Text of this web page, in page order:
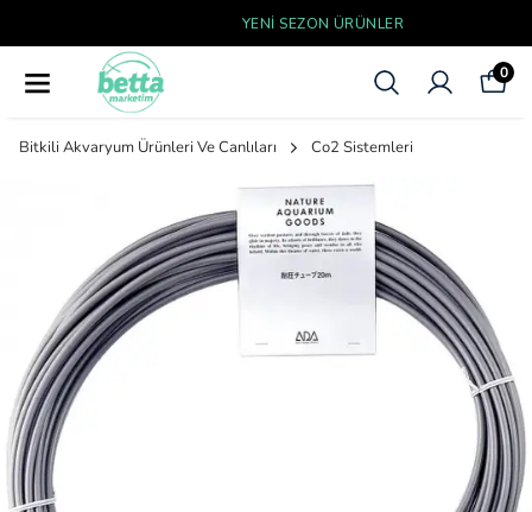
YENI SEZON ÜRÜNLER
0
Bitkili Akvaryum Ürünleri Ve Canlıları Co2 Sistemleri